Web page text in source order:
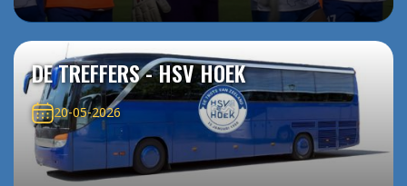
DE TREFFERS - HSV HOEK
20-05-2026